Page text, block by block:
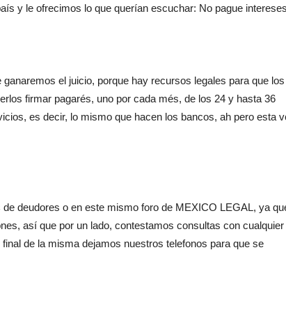
y le ofrecimos lo que querían escuchar: No pague
el juicio, porque hay recursos legales para que los
firmar pagarés, uno por cada més, de los 24 y hasta 36
es decir, lo mismo que hacen los bancos, ah pero esta
deudores o en este mismo foro de MEXICO LEGAL, ya
así que por un lado, contestamos consultas con cualquier
de la misma dejamos nuestros telefonos para que se